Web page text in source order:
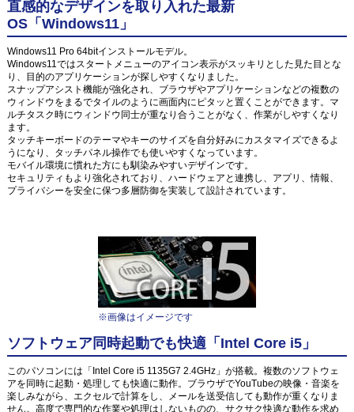
直感的なデザインを取り入れた最新
OS「Windows11」
Windows11 Pro 64bitインストールモデル。
Windows11ではスタートメニューのアイコン表示がスッキリとした見た目とな
り、目的のアプリケーションが探しやすくなりました。
スナップアシスト機能が強化され、ブラウザやアプリケーションなどの複数の
ウィンドウをまるでタイルのように画面内にピタッと置くことができます。マ
ルチタスク時にウィンドウ同士が重なり合うことがなく、作業がしやすくなり
ます。
タッチキーボードのテーマやキーのサイズを自分好みにカスタマイズできるよ
うになり、タッチパネル操作でも使いやすくなっています。
モバイル環境に慣れた方にも馴染みやすいデザインです。
セキュリティもより強化されており、ハードウェアと連携し、アプリ、情報、
プライバシーを安全に保つ多層防御を実装して設計されています。
※画像はイメージです
ソフトウェア同時起動でも快適「Intel Core i5」
このパソコンには「Intel Core i5 1135G7 2.4GHz」が搭載。複数のソフトウェ
アを同時に起動・処理しても快適に動作。ブラウザでYouTubeの映像・音楽を
楽しみながら、エクセルで計算をし、メールを送受信しても動作が重くなりま
せん。高度で専門的な作業や処理はしないものの、サクサク快適な動作を求め